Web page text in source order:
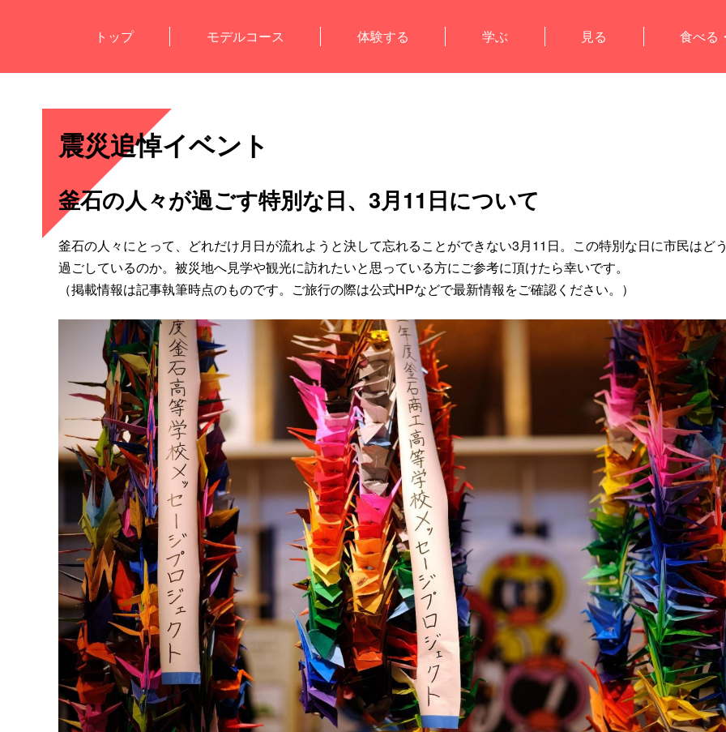
トップ モデルコース 体験する 学ぶ 見る 食べる
震災追悼イベント
釜石の人々が過ごす特別な日、3月11日について
釜石の人々にとって、どれだけ月日が流れようと決して忘れることができない3月11日。この特別な日に市民はど
過ごしているのか。被災地へ見学や観光に訪れたいと思っている方にご参考に頂けたら幸いです。
（掲載情報は記事執筆時点のものです。ご旅行の際は公式HPなどで最新情報をご確認ください。）